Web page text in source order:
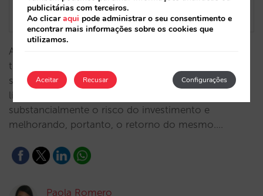
A trivago fornece um modelo mais simples,
transparente e seguro para os hotéis, evoluindo o
seu modelo de CPA bruto para o converter em CPA
líquido ao descontar cancelamentos, reduzindo
substancialmente o risco do investimento e
melhorando, portanto, o retorno do mesmo.…
Paola Romero
publicitárias com terceiros.
Ao clicaraqui pode administrar o seu consentimento e
encontrar mais informações sobre os cookies que
utilizamos.
Aceitar Configurações
Recusar